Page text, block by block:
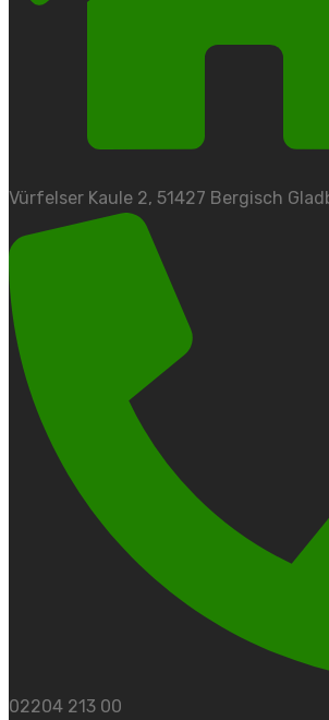
Vürfelser Kaule 2, 51427 Bergisch
02204 213 00